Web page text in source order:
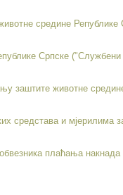
средине
Српске ("Службени
заштите животне
средстава и мјерилима
плаћања накнада